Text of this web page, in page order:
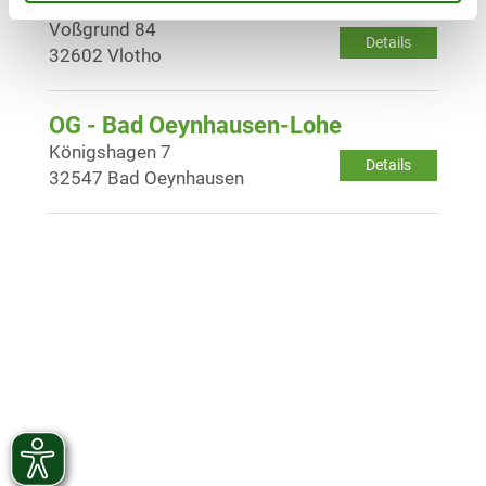
Details
Voßgrund 84
32602 Vlotho
OG - Bad Oeynhausen-Lohe
Details
Königshagen 7
32547 Bad Oeynhausen